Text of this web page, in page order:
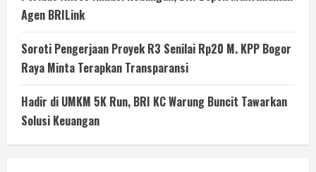
Agen BRILink
Soroti Pengerjaan Proyek R3 Senilai Rp20 M. KPP Bogor
Raya Minta Terapkan Transparansi
Hadir di UMKM 5K Run, BRI KC Warung Buncit Tawarkan
Solusi Keuangan